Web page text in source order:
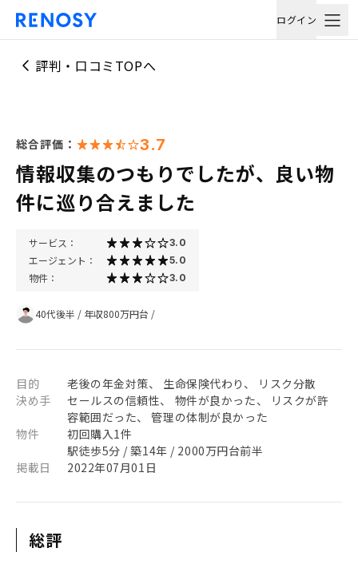
ログイン
評判・口コミTOPへ
総合評価： 3.7
情報収集のつもりでしたが、良い物
件に巡り合えました
サービス： 3.0
エージェント： 5.0
物件： 3.0
40代後半 / 年収800万円台 /
目的
老後の年金対策、 生命保険代わり、 リスク分散
決め手
セールスの信頼性、 物件が良かった、 リスクが許
容範囲だった、 管理の体制が良かった
物件
初回購入1件
駅徒歩5分 / 築14年 / 2000万円台前半
掲載日
2022年07月01日
総評